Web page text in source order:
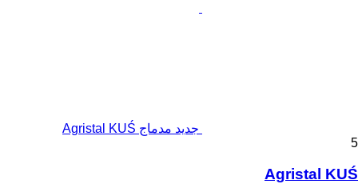
جديد مدماج Agristal KUŚ
5
Agristal KUŚ